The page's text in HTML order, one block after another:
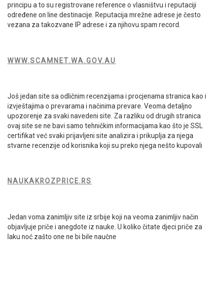
principu a to su registrovane reference o vlasništvu i reputaciji
određene on line destinacije. Reputacija mrežne adrese je često
vezana za takozvane IP adrese i za njihovu spam record.
WWW.SCAMNET.WA.GOV.AU
Još jedan site sa odličnim recenzijama i procjenama stranica kao i
izvještajima o prevarama i načinima prevare. Veoma detaljno
upozorenje za svaki navedeni site. Za razliku od drugih stranica
ovaj site se ne bavi samo tehničkim informacijama kao što je SSL
certifikat već svaki prijavljeni site analizira i prikuplja za njega
stvarne recenzije od korisnika koji su preko njega nešto kupovali
NAUKAKROZPRICE.RS
Jedan voma zanimljiv site iz srbije koji na veoma zanimljiv način
objavljuje priče i anegdote iz nauke. U koliko čitate djeci priče za
laku noć zašto one ne bi bile naučne